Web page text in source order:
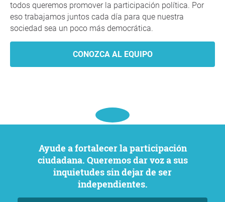
todos queremos promover la participación política. Por
eso trabajamos juntos cada día para que nuestra
sociedad sea un poco más democrática.
CONOZCA AL EQUIPO
Ayude a fortalecer la participación
ciudadana. Queremos dar voz a sus
inquietudes sin dejar de ser
independientes.